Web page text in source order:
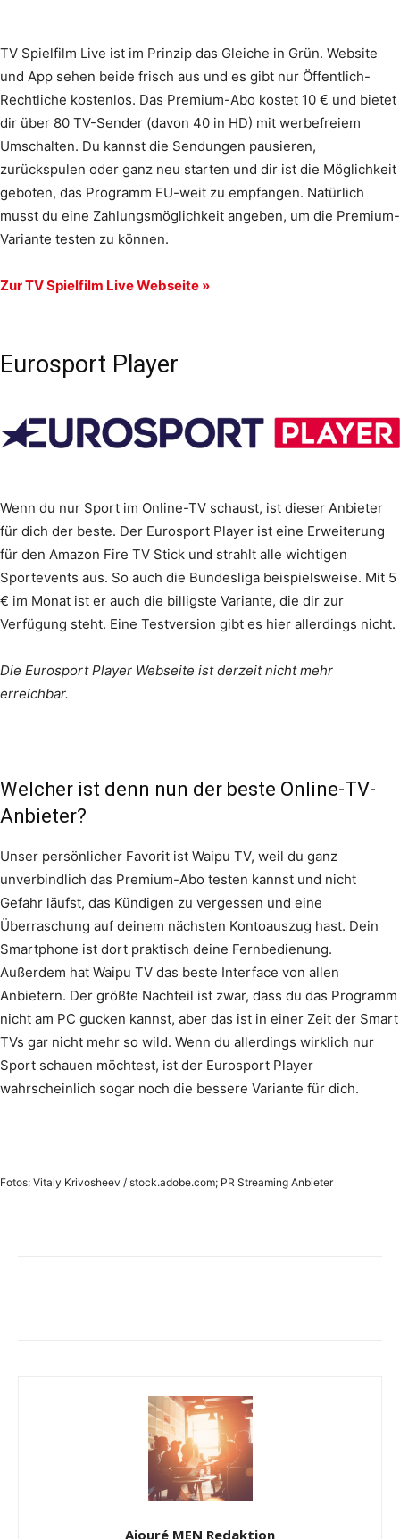
TV Spielfilm Live ist im Prinzip das Gleiche in Grün. Website
und App sehen beide frisch aus und es gibt nur Öffentlich-
Rechtliche kostenlos. Das Premium-Abo kostet 10 € und bietet
dir über 80 TV-Sender (davon 40 in HD) mit werbefreiem
Umschalten. Du kannst die Sendungen pausieren,
zurückspulen oder ganz neu starten und dir ist die Möglichkeit
geboten, das Programm EU-weit zu empfangen. Natürlich
musst du eine Zahlungsmöglichkeit angeben, um die Premium-
Variante testen zu können.
Zur TV Spielfilm Live Webseite »
Eurosport Player
Wenn du nur Sport im Online-TV schaust, ist dieser Anbieter
für dich der beste. Der Eurosport Player ist eine Erweiterung
für den Amazon Fire TV Stick und strahlt alle wichtigen
Sportevents aus. So auch die Bundesliga beispielsweise. Mit 5
€ im Monat ist er auch die billigste Variante, die dir zur
Verfügung steht. Eine Testversion gibt es hier allerdings nicht.
Die Eurosport Player Webseite ist derzeit nicht mehr
erreichbar.
Welcher ist denn nun der beste Online-TV-
Anbieter?
Unser persönlicher Favorit ist Waipu TV, weil du ganz
unverbindlich das Premium-Abo testen kannst und nicht
Gefahr läufst, das Kündigen zu vergessen und eine
Überraschung auf deinem nächsten Kontoauszug hast. Dein
Smartphone ist dort praktisch deine Fernbedienung.
Außerdem hat Waipu TV das beste Interface von allen
Anbietern. Der größte Nachteil ist zwar, dass du das Programm
nicht am PC gucken kannst, aber das ist in einer Zeit der Smart
TVs gar nicht mehr so wild. Wenn du allerdings wirklich nur
Sport schauen möchtest, ist der Eurosport Player
wahrscheinlich sogar noch die bessere Variante für dich.
Fotos: Vitaly Krivosheev / stock.adobe.com; PR Streaming Anbieter
Ajouré MEN Redaktion